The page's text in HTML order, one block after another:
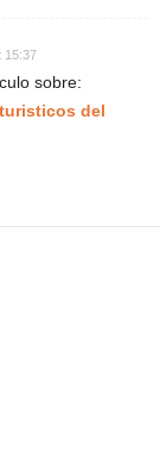
15:37
sobre:
del